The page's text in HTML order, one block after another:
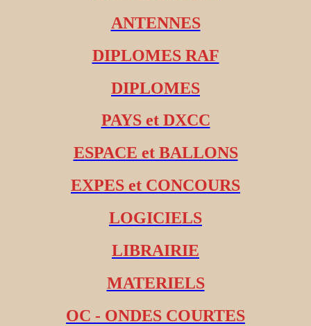
ANTENNES
DIPLOMES RAF
DIPLOMES
PAYS et DXCC
ESPACE et BALLONS
EXPES et CONCOURS
LOGICIELS
LIBRAIRIE
MATERIELS
OC - ONDES COURTES